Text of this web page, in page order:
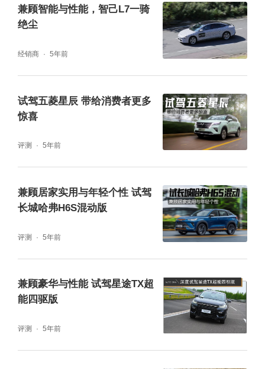
兼顾智能与性能，智己L7一骑
绝尘
经销商 5年前
试驾五菱星辰 带给消费者更多
惊喜
评测 5年前
兼顾居家实用与年轻个性 试驾
长城哈弗H6S混动版
评测 5年前
兼顾豪华与性能 试驾星途TX超
能四驱版
评测 5年前